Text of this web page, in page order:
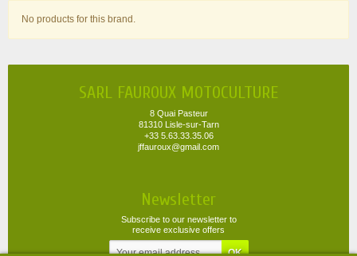
No products for this brand.
SARL FAUROUX MOTOCULTURE
8 Quai Pasteur
81310 Lisle-sur-Tarn
+33 5.63.33.35.06
jffauroux@gmail.com
Newsletter
Subscribe to our newsletter to
receive exclusive offers